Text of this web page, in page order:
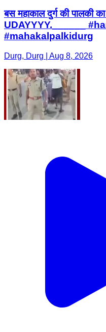
बस महाकाल दुर्ग की
UDAYYYY.______
#mahakalpalkidurg
Durg, Durg | Aug 8, 2026